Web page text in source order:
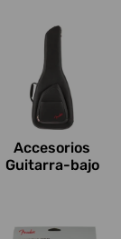
c
c
Accesorios
Guitarra-bajo